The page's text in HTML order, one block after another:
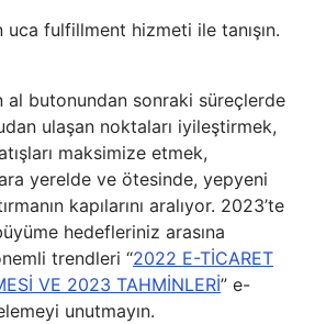
uca fulfillment hizmeti ile tanışın.
al butonundan sonraki süreçlerde
ulaşan noktaları iyileştirmek,
maksimize etmek,
yerelde ve ötesinde, yepyeni
kapılarını aralıyor. 2023’te
hedefleriniz arasına
trendleri “2022 E-TİCARET
VE 2023 TAHMİNLERİ” e-
unutmayın.